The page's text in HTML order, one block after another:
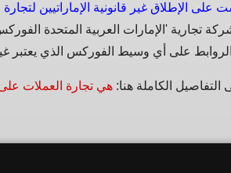
على الإطلاق غير قانونية الإماراتيين لتجارة
التفاصيل الكاملة هنا:هي تجارة العملات على